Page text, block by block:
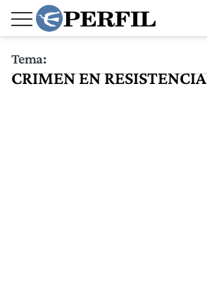
Tema:
CRIMEN EN RESISTENCIA